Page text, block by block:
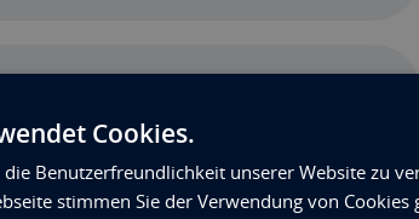
Cookies.
Benutzerfreundlichkeit unserer Website zu
stimmen Sie der Verwendung von Cookies